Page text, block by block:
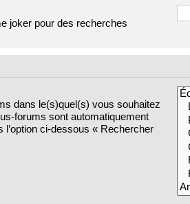
joker pour des recherches
dans le(s)quel(s) vous souhaitez
forums sont automatiquement
ci-dessous « Rechercher